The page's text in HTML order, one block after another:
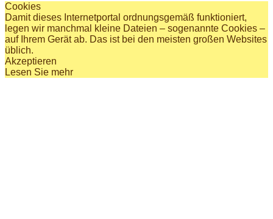
Cookies
Damit dieses Internetportal ordnungsgemäß funktioniert,
legen wir manchmal kleine Dateien – sogenannte Cookies –
auf Ihrem Gerät ab. Das ist bei den meisten großen Websites
üblich.
Akzeptieren
Lesen Sie mehr